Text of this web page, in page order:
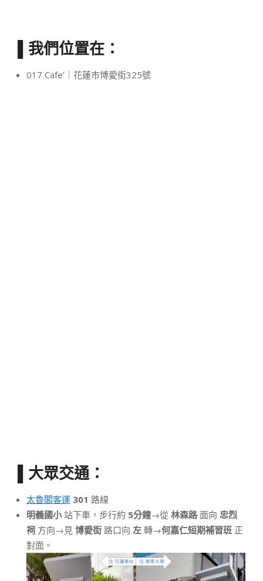
▌我們位置在：
017 Cafe’｜花蓮市博愛街325號
▌大眾交通：
太魯閣客運 301 路線
明義國小 站下車，步行約 5分鐘→從 林森路面向 忠烈
祠 方向→見 博愛街 路口向 左 轉→何嘉仁短期補習班 正
對面。